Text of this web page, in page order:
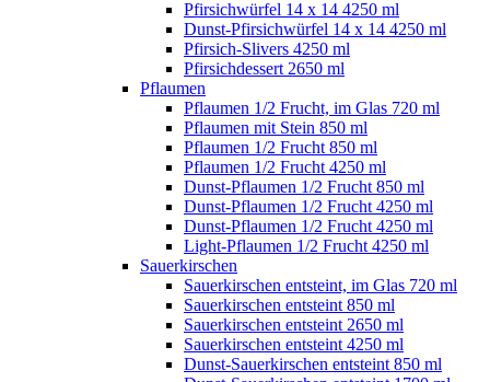
Pfirsichwürfel 14 x 14 4250 ml
Dunst-Pfirsichwürfel 14 x 14 4250 ml
Pfirsich-Slivers 4250 ml
Pfirsichdessert 2650 ml
Pflaumen
Pflaumen 1/2 Frucht, im Glas 720 ml
Pflaumen mit Stein 850 ml
Pflaumen 1/2 Frucht 850 ml
Pflaumen 1/2 Frucht 4250 ml
Dunst-Pflaumen 1/2 Frucht 850 ml
Dunst-Pflaumen 1/2 Frucht 4250 ml
Dunst-Pflaumen 1/2 Frucht 4250 ml
Light-Pflaumen 1/2 Frucht 4250 ml
Sauerkirschen
Sauerkirschen entsteint, im Glas 720 ml
Sauerkirschen entsteint 850 ml
Sauerkirschen entsteint 2650 ml
Sauerkirschen entsteint 4250 ml
Dunst-Sauerkirschen entsteint 850 ml